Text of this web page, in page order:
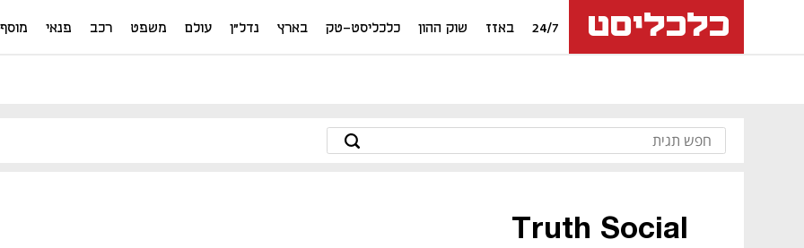
24/7 באזז שוק ההון כלכליסט-טק בארץ נדל"ן עולם משפט רכב פנאי מוסף
Truth Social